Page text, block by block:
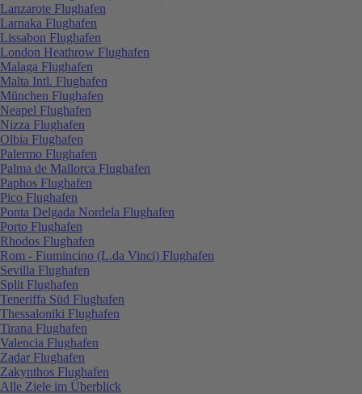
Lanzarote Flughafen
Larnaka Flughafen
Lissabon Flughafen
London Heathrow Flughafen
Malaga Flughafen
Malta Intl. Flughafen
München Flughafen
Neapel Flughafen
Nizza Flughafen
Olbia Flughafen
Palermo Flughafen
Palma de Mallorca Flughafen
Paphos Flughafen
Pico Flughafen
Ponta Delgada Nordela Flughafen
Porto Flughafen
Rhodos Flughafen
Rom - Fiumincino (L.da Vinci) Flughafen
Sevilla Flughafen
Split Flughafen
Teneriffa Süd Flughafen
Thessaloniki Flughafen
Tirana Flughafen
Valencia Flughafen
Zadar Flughafen
Zakynthos Flughafen
Alle Ziele im Überblick